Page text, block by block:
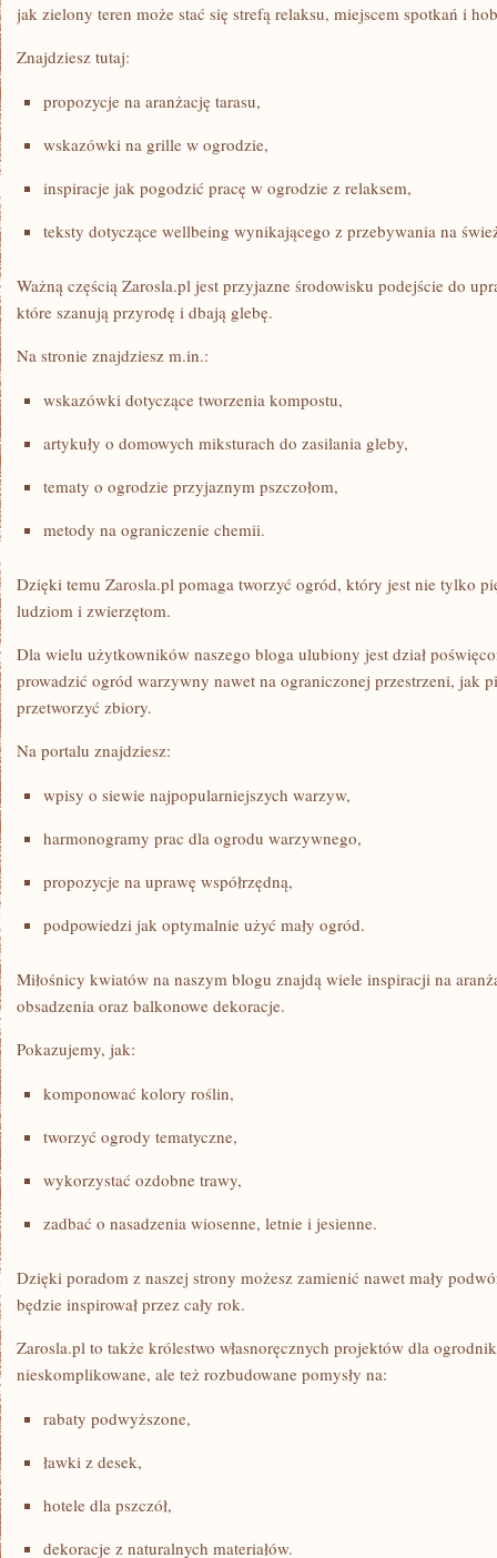
jak zielony teren może stać się strefą relaksu, miejscem spotkań i
Znajdziesz tutaj:
propozycje na aranżację tarasu,
wskazówki na grille w ogrodzie,
inspiracje jak pogodzić pracę w ogrodzie z relaksem,
teksty dotyczące wellbeing wynikającego z przebywania na
Ważną częścią Zarosla.pl jest przyjazne środowisku podejście do
które szanują przyrodę i dbają glebę.
Na stronie znajdziesz m.in.:
wskazówki dotyczące tworzenia kompostu,
artykuły o domowych miksturach do zasilania gleby,
tematy o ogrodzie przyjaznym pszczołom,
metody na ograniczenie chemii.
Dzięki temu Zarosla.pl pomaga tworzyć ogród, który jest nie tylko
ludziom i zwierzętom.
Dla wielu użytkowników naszego bloga ulubiony jest dział
prowadzić ogród warzywny nawet na ograniczonej przestrzeni, jak
przetworzyć zbiory.
Na portalu znajdziesz:
wpisy o siewie najpopularniejszych warzyw,
harmonogramy prac dla ogrodu warzywnego,
propozycje na uprawę współrzędną,
podpowiedzi jak optymalnie użyć mały ogród.
Miłośnicy kwiatów na naszym blogu znajdą wiele inspiracji na
obsadzenia oraz balkonowe dekoracje.
Pokazujemy, jak:
komponować kolory roślin,
tworzyć ogrody tematyczne,
wykorzystać ozdobne trawy,
zadbać o nasadzenia wiosenne, letnie i jesienne.
Dzięki poradom z naszej strony możesz zamienić nawet mały
będzie inspirował przez cały rok.
Zarosla.pl to także królestwo własnoręcznych projektów dla
nieskomplikowane, ale też rozbudowane pomysły na:
rabaty podwyższone,
ławki z desek,
hotele dla pszczół,
dekoracje z naturalnych materiałów.